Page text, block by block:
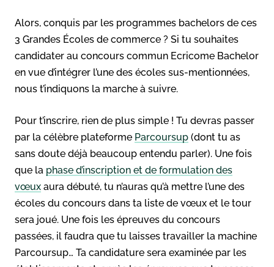
Alors, conquis par les programmes bachelors de ces
3 Grandes Écoles de commerce ? Si tu souhaites
candidater au concours commun Ecricome Bachelor
en vue d’intégrer l’une des écoles sus-mentionnées,
nous t’indiquons la marche à suivre.
Pour t’inscrire, rien de plus simple ! Tu devras passer
par la célèbre plateforme Parcoursup (dont tu as
sans doute déjà beaucoup entendu parler). Une fois
que la phase d’inscription et de formulation des
vœux aura débuté, tu n’auras qu’à mettre l’une des
écoles du concours dans ta liste de vœux et le tour
sera joué. Une fois les épreuves du concours
passées, il faudra que tu laisses travailler la machine
Parcoursup… Ta candidature sera examinée par les